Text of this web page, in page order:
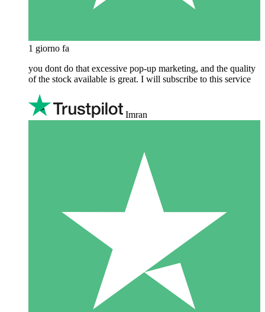
1 giorno fa
you dont do that excessive pop-up marketing, and the quality
of the stock available is great. I will subscribe to this service
Imran